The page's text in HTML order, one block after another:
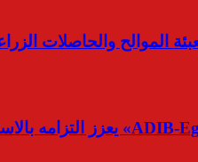
الموالح والحاصلات